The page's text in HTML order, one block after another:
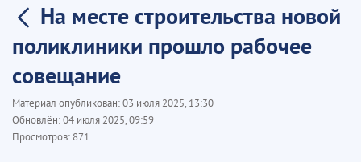
На месте строительства новой
поликлиники прошло рабочее
совещание
Материал опубликован:03 июля 2025, 13:30
Обновлён:04 июля 2025, 09:59
Просмотров: 871